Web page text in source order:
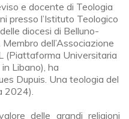
e docente di Teologia
presso l’Istituto Teologico
diocesi di Belluno-
dell’Associazione
(Piattaforma Universitaria
in Libano), ha
Dupuis. Una teologia del
2024).
delle grandi religioni